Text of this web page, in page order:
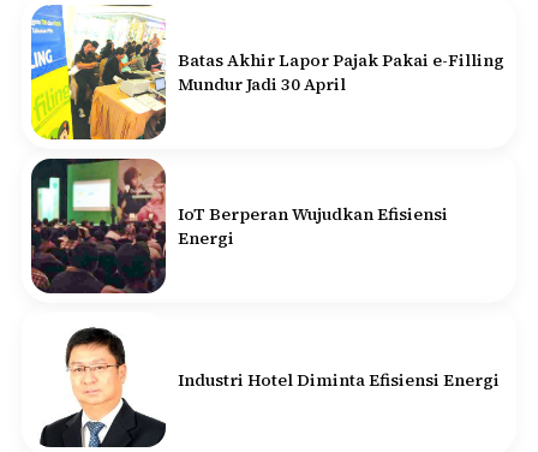
Batas Akhir Lapor Pajak Pakai e-Filling
Mundur Jadi 30 April
IoT Berperan Wujudkan Efisiensi
Energi
Industri Hotel Diminta Efisiensi Energi